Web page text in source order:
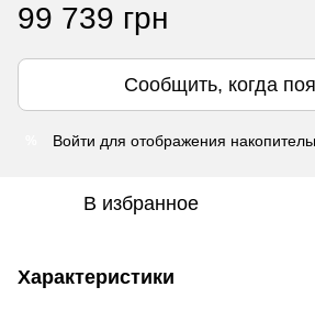
99 739 грн
Сообщить, когда
Войти для отображения
В избранное
Характеристики